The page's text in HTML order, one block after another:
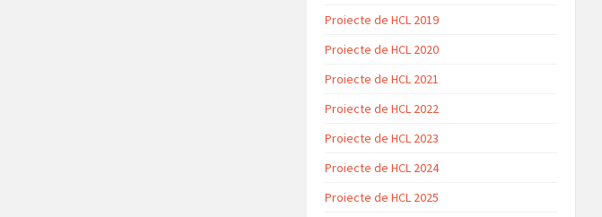
Proiecte de HCL 2019
Proiecte de HCL 2020
Proiecte de HCL 2021
Proiecte de HCL 2022
Proiecte de HCL 2023
Proiecte de HCL 2024
Proiecte de HCL 2025